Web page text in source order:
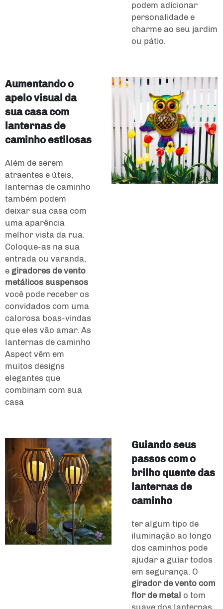
podem adicionar
personalidade e
charme ao seu jardim
ou pátio.
Aumentando o
apelo visual da
sua casa com
lanternas de
caminho estilosas
Além de serem
atraentes e úteis,
lanternas de caminho
também podem
deixar sua casa com
uma aparência
melhor vista da rua.
Coloque-as na sua
entrada ou varanda,
e giradores de vento
metálicos suspensos
você pode receber os
convidados com uma
calorosa boas-vindas
que eles vão amar. As
lanternas de caminho
Aspect vêm em
muitos designs
elegantes que
combinam com sua
casa
Guiando seus
passos com o
brilho quente das
lanternas de
caminho
ter algum tipo de
iluminação ao longo
dos caminhos pode
ajudar a guiar todos
em segurança. O
girador de vento com
flor de metal o tom